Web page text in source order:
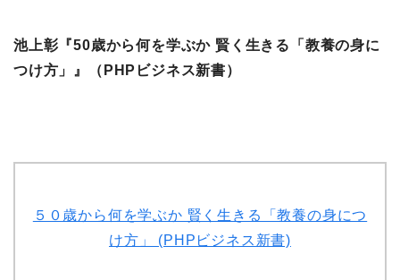
池上彰『50歳から何を学ぶか 賢く生きる「教養の身に
つけ方」』（PHPビジネス新書）
５０歳から何を学ぶか 賢く生きる「教養の身につ
け方」 (PHPビジネス新書)